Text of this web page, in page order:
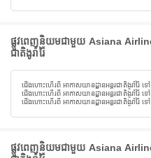
ផ្លូវពេញនិយមជាមួយ Asiana
ជាតិងូរ៉ារ៉ៃ
ជើងហោះហើរពី អាកាសយានដ្ឋានអន្តរជាតិងូរ៉ារ៉ៃ
ជើងហោះហើរពី អាកាសយានដ្ឋានអន្តរជាតិងូរ៉ារ៉ៃ
ជើងហោះហើរពី អាកាសយានដ្ឋានអន្តរជាតិងូរ៉ារ៉ៃ
ផ្លូវពេញនិយមជាមួយ Asiana